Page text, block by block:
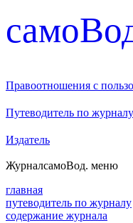
Правоотношения с
Путеводитель по журналу
Издатель
ЖурналсамоВод. меню
главная
путеводитель по журналу
содержание журнала